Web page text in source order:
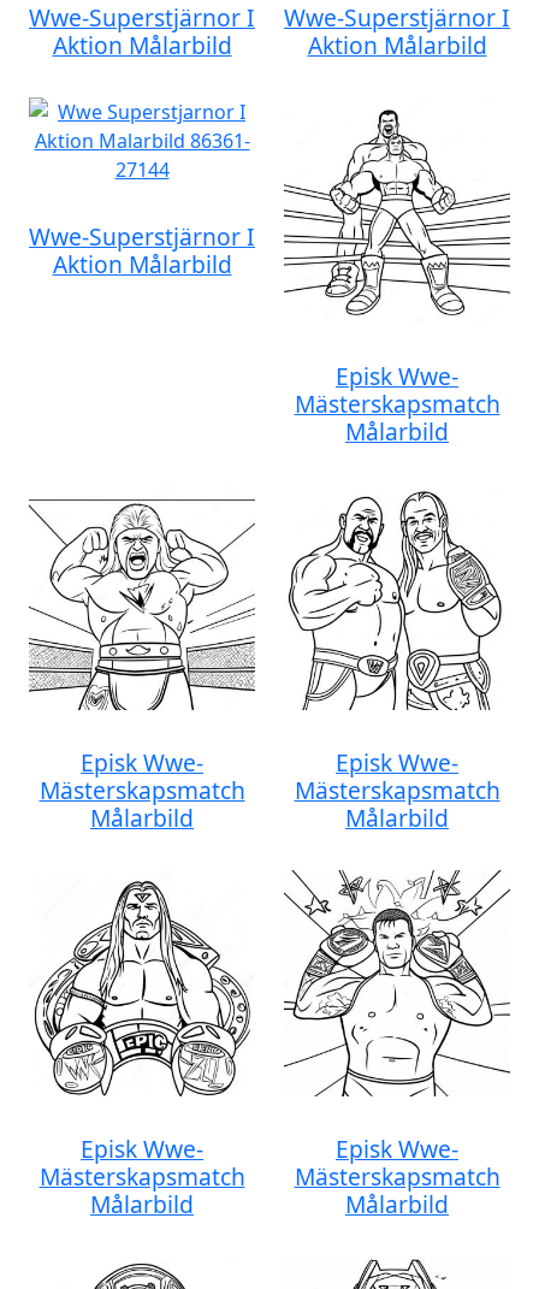
Wwe-Superstjärnor I
Aktion Målarbild
Wwe-Superstjärnor I
Aktion Målarbild
Wwe-Superstjärnor I
Aktion Målarbild
Episk Wwe-
Mästerskapsmatch
Målarbild
Episk Wwe-
Mästerskapsmatch
Målarbild
Episk Wwe-
Mästerskapsmatch
Målarbild
Episk Wwe-
Mästerskapsmatch
Målarbild
Episk Wwe-
Mästerskapsmatch
Målarbild